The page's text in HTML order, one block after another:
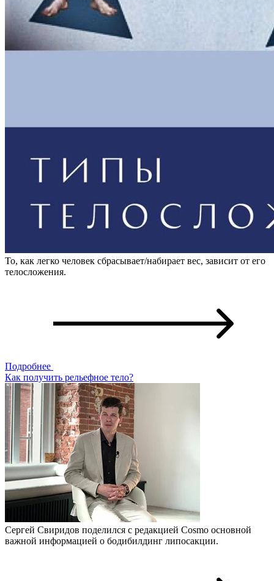
То, как легко человек сбрасывает/набирает вес, зависит от его
телосложения.
Подробнее
Как получить рельефное тело?
Сергей Свиридов поделился с редакцией Cosmo основной
важной информацией о бодибилдинг липосакции.